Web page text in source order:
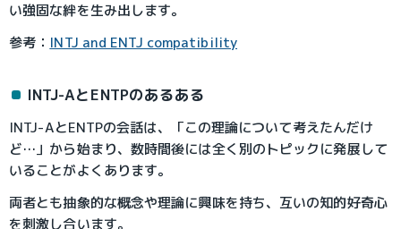
い強固な絆を生み出します。
参考： INTJ and ENTJ compatibility
INTJ-AとENTPのあるある
INTJ-AとENTPの会話は、「この理論について考えたんだけ
ど…」から始まり、数時間後には全く別のトピックに発展して
いることがよくあります。
両者とも抽象的な概念や理論に興味を持ち、互いの知的好奇心
を刺激し合います。